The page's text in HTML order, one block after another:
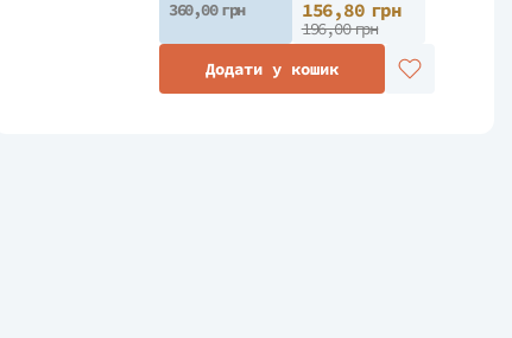
360,00 грн
156,80 грн
196,00 грн
Додати у кошик